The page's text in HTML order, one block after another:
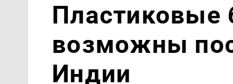
Пластиковые
возможны
Индии